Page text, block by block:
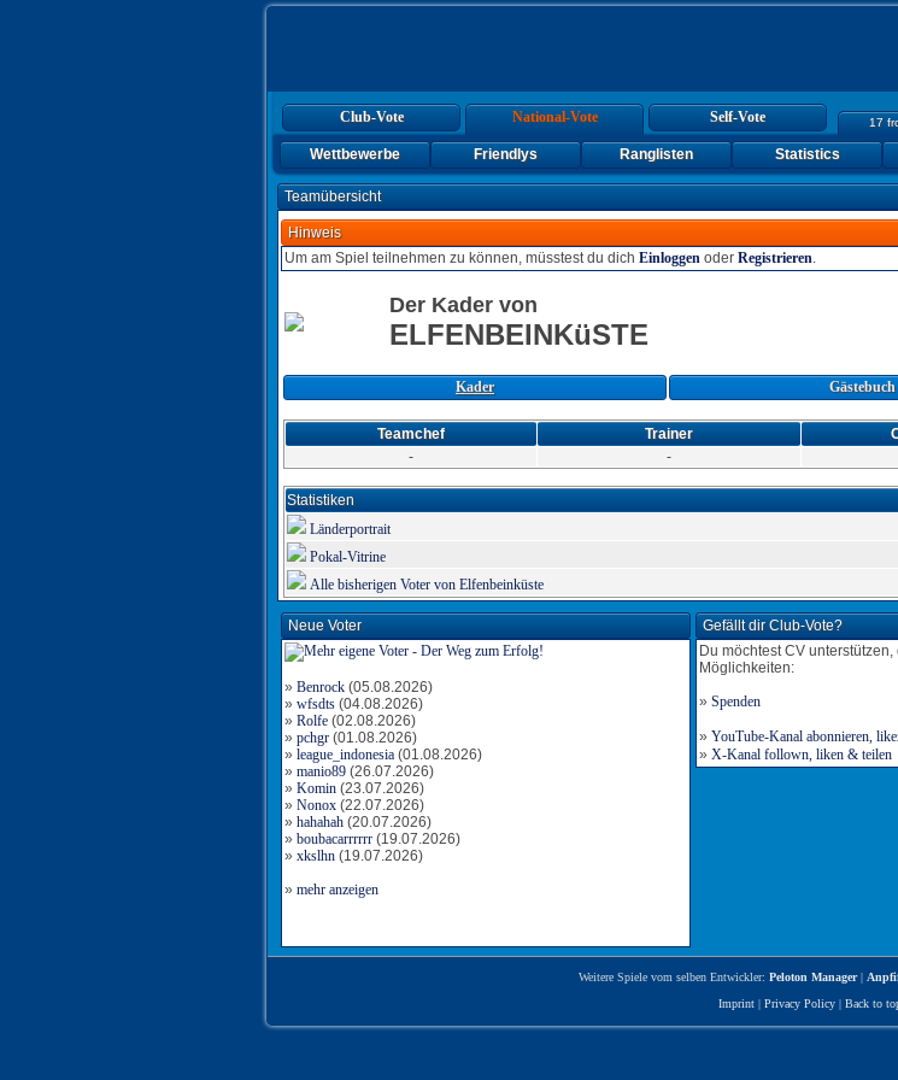
17
Club-Vote National-Vote Self-Vote
Wettbewerbe Friendlys Ranglisten Statistics
Teamübersicht
Hinweis
Um am Spiel teilnehmen zu können, müsstest du dich Einloggen oder Registrieren.
Der Kader von
ELFENBEINKüSTE
Kader Gästebuch
Teamchef Trainer
-
-
Statistiken
Länderportrait
Pokal-Vitrine
Alle bisherigen Voter von Elfenbeinküste
Neue Voter
» Benrock (05.08.2026)
» wfsdts (04.08.2026)
» Rolfe (02.08.2026)
» pchgr (01.08.2026)
» league_indonesia (01.08.2026)
» manio89 (26.07.2026)
» Komin (23.07.2026)
» Nonox (22.07.2026)
» hahahah (20.07.2026)
» boubacarrrrrr (19.07.2026)
» xkslhn (19.07.2026)
» mehr anzeigen
Gefällt dir Club-Vote?
Du möchtest CV
Möglichkeiten:
» Spenden
» YouTube-Kanal abonnieren,
» X-Kanal follown, liken & teilen
Weitere Spiele vom selben Entwickler: Peloton Manager|
Imprint | Privacy Policy | Back to